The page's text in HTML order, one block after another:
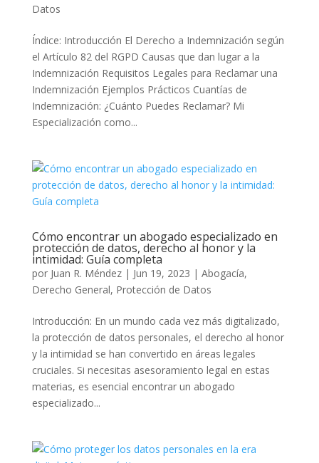
Datos
Índice: Introducción El Derecho a Indemnización según
el Artículo 82 del RGPD Causas que dan lugar a la
Indemnización Requisitos Legales para Reclamar una
Indemnización Ejemplos Prácticos Cuantías de
Indemnización: ¿Cuánto Puedes Reclamar? Mi
Especialización como...
Cómo encontrar un abogado especializado en
protección de datos, derecho al honor y la
intimidad: Guía completa
por Juan R. Méndez| Jun 19, 2023 | Abogacía,
Derecho General, Protección de Datos
Introducción: En un mundo cada vez más digitalizado,
la protección de datos personales, el derecho al honor
y la intimidad se han convertido en áreas legales
cruciales. Si necesitas asesoramiento legal en estas
materias, es esencial encontrar un abogado
especializado...